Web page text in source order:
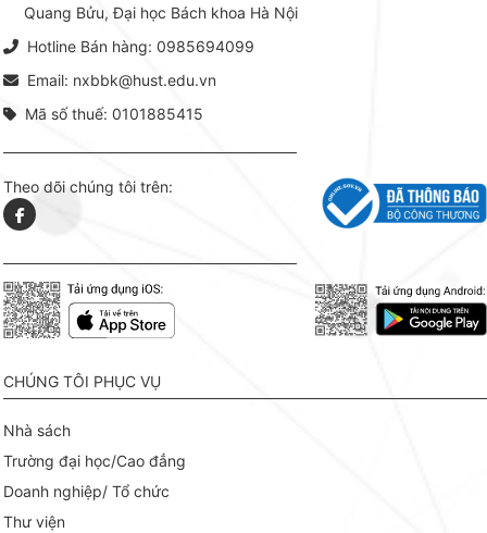
Quang Bửu, Đại học Bách khoa Hà Nội
Hotline Bán hàng: 0985694099
Email: nxbbk@hust.edu.vn
Mã số thuế: 0101885415
Theo dõi chúng tôi trên:
CHÚNG TÔI PHỤC VỤ
Nhà sách
Trường đại học/Cao đẳng
Doanh nghiệp/ Tổ chức
Thư viện